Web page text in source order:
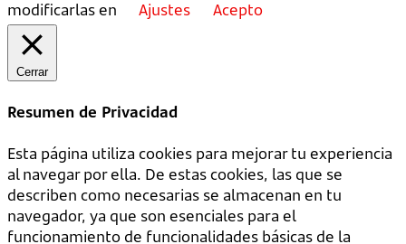
modificarlas en Ajustes Acepto
Cerrar
Resumen de Privacidad
Esta página utiliza cookies para mejorar tu experiencia
al navegar por ella. De estas cookies, las que se
describen como necesarias se almacenan en tu
navegador, ya que son esenciales para el
funcionamiento de funcionalidades básicas de la